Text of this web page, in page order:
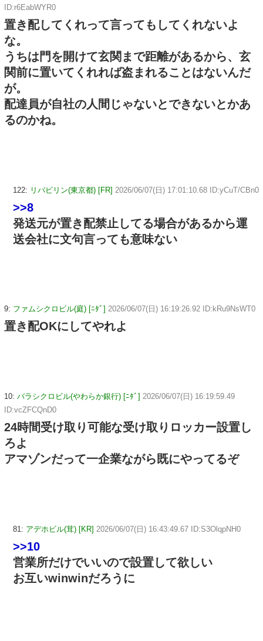
ID:r6EabWYR0
置き配してくれって言ってもしてくれないよ
な。
うちは門を開けて玄関まで距離があるから、玄
関前に置いてくれれば盗まれることはないんだ
が。
配達員が自社の人間じゃないとできないとかあ
るのかね。
122: リバビリン(東京都) [FR] 2026/06/07(日) 17:01:10.68 ID:yCuT/CBn0
>>8
発送元が置き配禁止してる場合があるから運
送会社に文句言っても意味ない
9: ファムシクロビル(庭) [ﾆﾀﾞ] 2026/06/07(日) 16:19:26.92 ID:kRu9NsWT0
置き配OKにしてやれよ
10: バラシクロビル(やわらか銀行) [ﾆﾀﾞ] 2026/06/07(日) 16:19:59.49
ID:vcZFCQnD0
24時間受け取り可能な受け取りロッカー設置し
ろよ
アマゾンだって一企業ながら既にやってるぞ
81: アデホビル(茸) [KR] 2026/06/07(日) 16:43:49.67 ID:S3OlqpNH0
>>10
営業所だけでいいので設置して欲しい
お互いwinwinだろうに